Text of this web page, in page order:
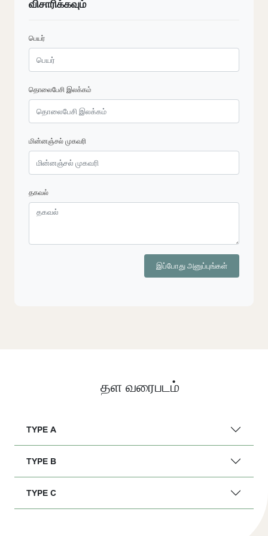
விசாரிக்கவும்
பெயர்
தொலைபேசி இலக்கம்
மின்னஞ்சல் முகவரி
தகவல்
இப்போது அனுப்புங்கள்
தள வரைபடம்
TYPE A
TYPE B
TYPE C